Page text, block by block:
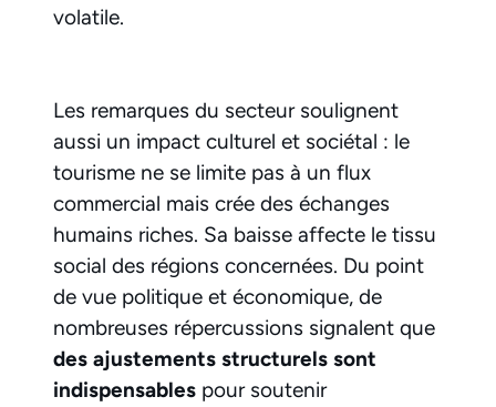
volatile.
Les remarques du secteur soulignent
aussi un impact culturel et sociétal : le
tourisme ne se limite pas à un flux
commercial mais crée des échanges
humains riches. Sa baisse affecte le tissu
social des régions concernées. Du point
de vue politique et économique, de
nombreuses répercussions signalent que
des ajustements structurels sont
indispensables pour soutenir